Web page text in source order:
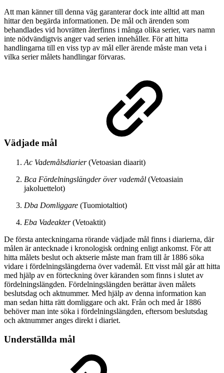
Att man känner till denna väg garanterar dock inte alltid att man
hittar den begärda informationen. De mål och ärenden som
behandlades vid hovrätten återfinns i många olika serier, vars namn
inte nödvändigtvis anger vad serien innehåller. För att hitta
handlingarna till en viss typ av mål eller ärende måste man veta i
vilka serier målets handlingar förvaras.
Vädjade mål
Ac Vademålsdiarier(Vetoasian diaarit)
Bca Fördelningslängder över vademål (Vetoasiain
jakoluettelot)
Dba Domliggare (Tuomiotaltiot)
Eba Vadeakter(Vetoaktit)
De första anteckningarna rörande vädjade mål finns i diarierna, där
målen är antecknade i kronologisk ordning enligt ankomst. För att
hitta målets beslut och aktserie måste man fram till år 1886 söka
vidare i fördelningslängderna över vademål. Ett visst mål går att hitta
med hjälp av en förteckning över käranden som finns i slutet av
fördelningslängden. Fördelningslängden berättar även målets
beslutsdag och aktnummer. Med hjälp av denna information kan
man sedan hitta rätt domliggare och akt. Från och med år 1886
behöver man inte söka i fördelningslängden, eftersom beslutsdag
och aktnummer anges direkt i diariet.
Underställda mål